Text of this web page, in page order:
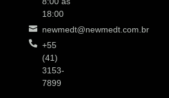
18:00
newmedt@newmedt.com.br
+55
(41)
3153-
7899